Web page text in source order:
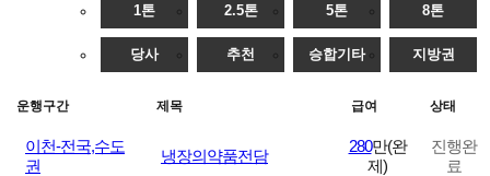
1톤 2.5톤 5톤 8톤
당사 추천 승합기타 지방권
운행구간 제목 급여 상태
이천-전국,수도
권
냉장의약품전담
280만(완
제)
진행완
료